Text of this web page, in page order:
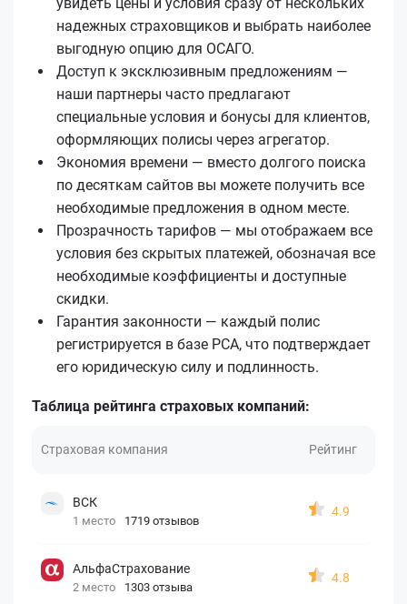
надежных страховщиков и выбрать наиболее
выгодную опцию для ОСАГО.
Доступ к эксклюзивным предложениям —
наши партнеры часто предлагают
специальные условия и бонусы для клиентов,
оформляющих полисы через агрегатор.
Экономия времени — вместо долгого поиска
по десяткам сайтов вы можете получить все
необходимые предложения в одном месте.
Прозрачность тарифов — мы отображаем все
условия без скрытых платежей, обозначая все
необходимые коэффициенты и доступные
скидки.
Гарантия законности — каждый полис
регистрируется в базе РСА, что подтверждает
его юридическую силу и подлинность.
Таблица рейтинга страховых компаний:
Страховая компания Рейтинг
ВСК
1 место 1719 отзывов
4.9
АльфаСтрахование
2 место 1303 отзыва
4.8